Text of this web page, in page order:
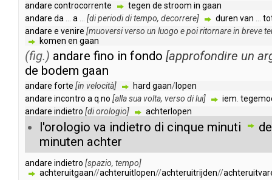
andare controcorrente tegen de stroom in gaan
andare da a [diperiodiditempo, decorrere] duren van
andare e venire [muoversiverso un luogo epoiritornarein breve
komen en gaan
(fig.) andare fino in fondo [approfondire un
de bodem gaan
andare forte [in velocità] hard gaan/lopen
andare incontro a q no [allasuavolta, verso dilui] iem
andare indietro [diorologio] achterlopen
l'orologio va indietro di cinque minuti
de
minuten achter
andare indietro [spazio, tempo]
achteruitgaan//achteruitlopen//achteruitrijden//